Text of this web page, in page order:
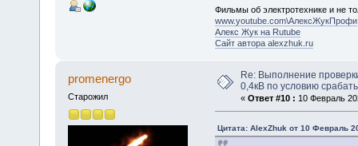
Фильмы об электротехнике и не
www.youtube.com\АлексЖукПрофи
Алекс Жук на Rutube
Сайт автора alexzhuk.ru
promenergo
Старожил
Re: Выполнение
0,4кВ по условию
« Ответ #10 : 10 Февраль
Цитата: AlexZhuk от 10 Февраль